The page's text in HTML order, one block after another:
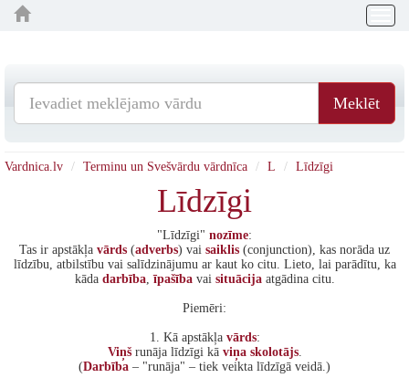
Meklēt
Vardnica.lv Terminu un Svešvārdu vārdnīca L Līdzīgi
Līdzīgi
"Līdzīgi" nozīme:
Tas ir apstākļa vārds (adverbs) vai saiklis (conjunction), kas norāda uz
līdzību, atbilstību vai salīdzinājumu ar kaut ko citu. Lieto, lai parādītu, ka
kāda darbība,īpašībavai situācijaatgādina citu.
Piemēri:
1. Kā apstākļa vārds:
Viņšrunāja līdzīgi kā viņa skolotājs.
(Darbība – "runāja" – tiek veikta līdzīgā veidā.)